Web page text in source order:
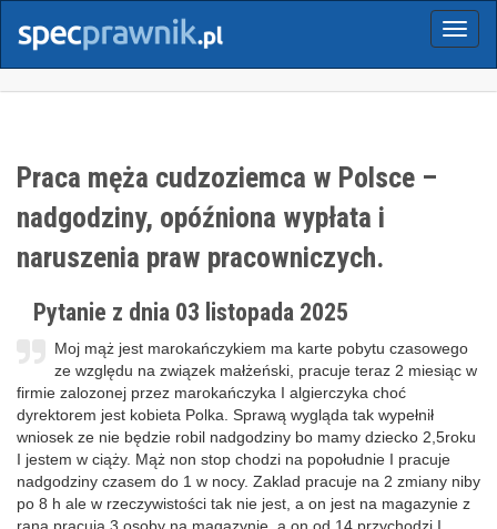
Menu
Praca męża cudzoziemca w Polsce –
nadgodziny, opóźniona wypłata i
naruszenia praw pracowniczych.
Pytanie z dnia 03 listopada 2025
Moj mąż jest marokańczykiem ma karte pobytu czasowego
ze względu na związek małżeński, pracuje teraz 2 miesiąc w
firmie zalozonej przez marokańczyka I algierczyka choć
dyrektorem jest kobieta Polka. Sprawą wygląda tak wypełnił
wniosek ze nie będzie robil nadgodziny bo mamy dziecko 2,5roku
I jestem w ciąży. Mąż non stop chodzi na popołudnie I pracuje
nadgodziny czasem do 1 w nocy. Zaklad pracuje na 2 zmiany niby
po 8 h ale w rzeczywistości tak nie jest, a on jest na magazynie z